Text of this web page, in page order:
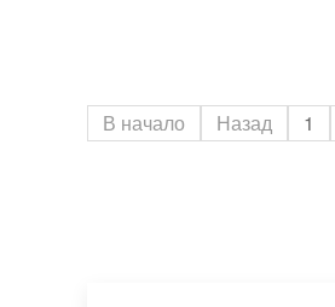
В начало Назад 1